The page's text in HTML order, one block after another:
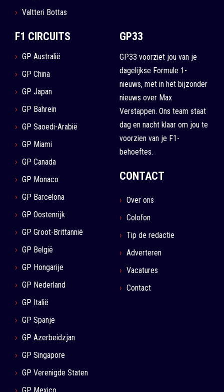
Valtteri Bottas
F1 CIRCUITS
GP Australië
GP China
GP Japan
GP Bahrein
GP Saoedi-Arabië
GP Miami
GP Canada
GP Monaco
GP Barcelona
GP Oostenrijk
GP Groot-Brittannië
GP België
GP Hongarije
GP Nederland
GP Italië
GP Spanje
GP Azerbeidzjan
GP Singapore
GP Verenigde Staten
GP33
GP33 voorziet jou van je
dagelijkse Formule 1-
nieuws, met in het bijzonder
nieuws over Max
Verstappen. Ons team staat
dag en nacht klaar om jou te
voorzien van je F1-
behoeftes.
CONTACT
Over ons
Colofon
Tip de redactie
Adverteren
Vacatures
Contact